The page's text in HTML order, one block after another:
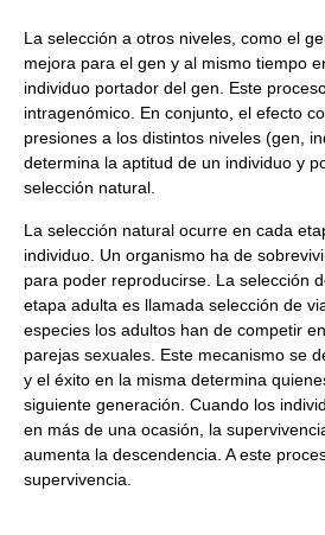
La selección a otros niveles, como el
mejora para el gen y al mismo tiempo
individuo portador del gen. Este
intragenómico. En conjunto, el efecto
presiones a los distintos niveles (gen,
determina la aptitud de un individuo y
selección natural.
La selección natural ocurre en cada
individuo. Un organismo ha de
para poder reproducirse. La selección
etapa adulta es llamada selección de
especies los adultos han de competir
parejas sexuales. Este mecanismo se
y el éxito en la misma determina
siguiente generación. Cuando los
en más de una ocasión, la
aumenta la descendencia. A este
supervivencia.